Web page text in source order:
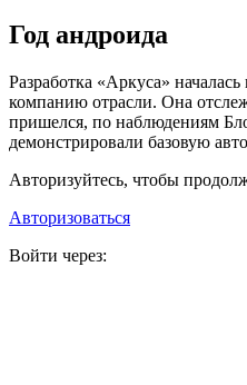
Год андроида
Разработка «Аркуса»
компанию отрасли. Она
пришелся, по наблюдениям
демонстрировали базовую
Авторизуйтесь, чтобы
Авторизоваться
Войти через: